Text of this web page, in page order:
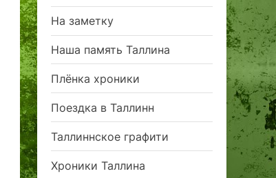
На заметку
Наша память Таллина
Плёнка хроники
Поездка в Таллинн
Таллиннское графити
Хроники Таллина